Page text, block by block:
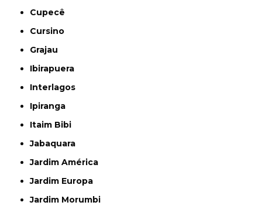
Cupecê
Cursino
Grajau
Ibirapuera
Interlagos
Ipiranga
Itaim Bibi
Jabaquara
Jardim América
Jardim Europa
Jardim Morumbi